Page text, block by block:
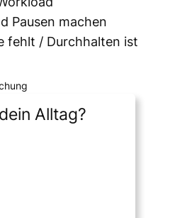
Pausen machen
fehlt / Durchhalten ist
Alltag?